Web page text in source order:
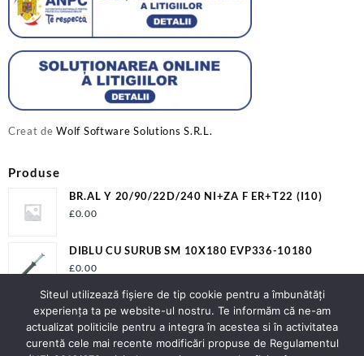
Creat deWolf Software Solutions S.R.L.
Produse
BR.AL Y 20/90/22D/240 NI+ZA F ER+T22 (I10)
£0.00
DIBLU CU SURUB SM 10X180 EVP336-10180
£0.00
SURUB PAL 7505A 6X90 ZN FIL.PARTIAL PAL6X90
£ 0.00
Siteul utilizează fişiere de tip cookie pentru a îmbunătăți
experiența ta pe website-ul nostru. Te informăm că ne-am
actualizat politicile pentru a integra în acestea si în activitatea
curentă cele mai recente modificări propuse de Regulamentul